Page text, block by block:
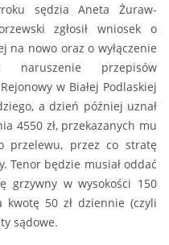
sędzia Aneta Żuraw-
zgłosił wniosek o
na nowo oraz o wyłączenie
przepisów
w Białej Podlaskiej
a dzień później uznał
4550 zł, przekazanych mu
przelewu, przez co stratę
Tenor będzie musiał oddać
grzywny w wysokości 150
50 zł dziennie (czyli
sądowe.